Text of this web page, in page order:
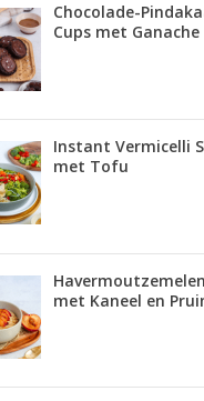
Chocolade-
Cups met Ganache
Instant Vermicelli
met Tofu
Havermoutzemelen
met Kaneel en